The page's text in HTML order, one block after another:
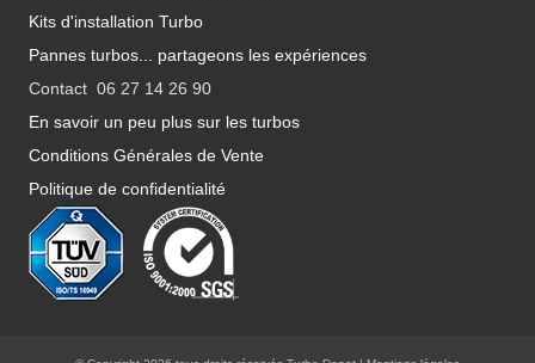
Kits d'installation Turbo
Pannes turbos... partageons les expériences
Contact 06 27 14 26 90
En savoir un peu plus sur les turbos
Conditions Générales de Vente
Politique de confidentialité